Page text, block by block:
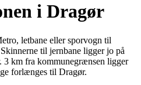
i Dragør
letbane eller sporvogn til
til jernbane ligger jo på
km fra kommunegrænsen ligger
forlænges til Dragør.